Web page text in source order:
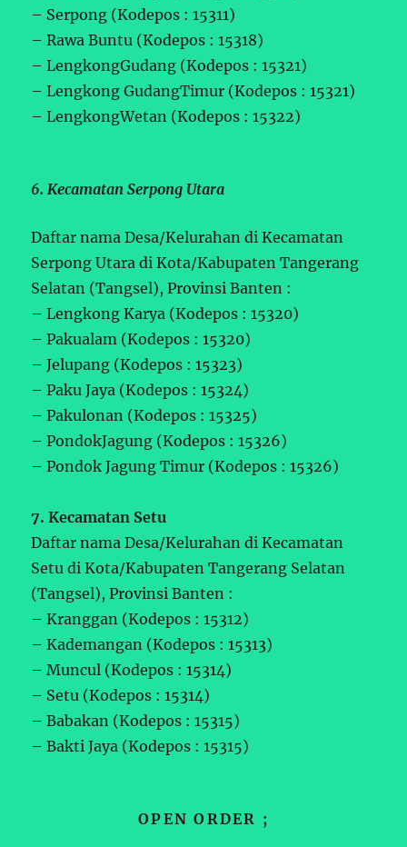
– Serpong (Kodepos : 15311)
– Rawa Buntu (Kodepos : 15318)
– LengkongGudang (Kodepos : 15321)
– Lengkong GudangTimur (Kodepos : 15321)
– LengkongWetan (Kodepos : 15322)
6. Kecamatan Serpong Utara
Daftar nama Desa/Kelurahan di Kecamatan
Serpong Utara di Kota/Kabupaten Tangerang
Selatan (Tangsel), Provinsi Banten :
– Lengkong Karya (Kodepos : 15320)
– Pakualam (Kodepos : 15320)
– Jelupang (Kodepos : 15323)
– Paku Jaya (Kodepos : 15324)
– Pakulonan (Kodepos : 15325)
– PondokJagung (Kodepos : 15326)
– Pondok Jagung Timur (Kodepos : 15326)
7. Kecamatan Setu
Daftar nama Desa/Kelurahan di Kecamatan
Setu di Kota/Kabupaten Tangerang Selatan
(Tangsel), Provinsi Banten :
– Kranggan (Kodepos : 15312)
– Kademangan (Kodepos : 15313)
– Muncul (Kodepos : 15314)
– Setu (Kodepos : 15314)
– Babakan (Kodepos : 15315)
– Bakti Jaya (Kodepos : 15315)
OPEN ORDER ;